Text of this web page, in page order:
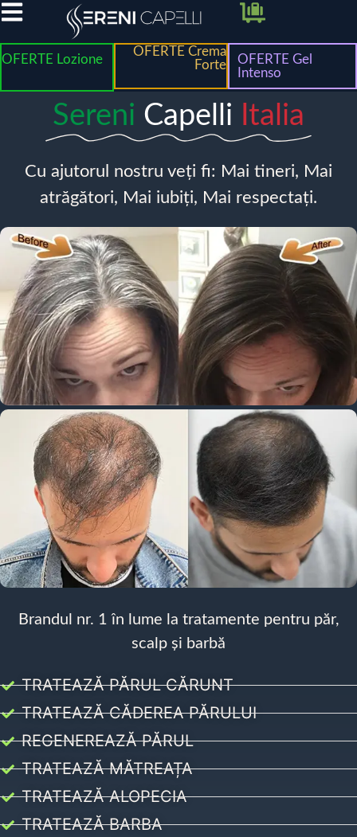
OFERTE Lozione
OFERTE Crema
Forte
OFERTE Gel
Intenso
Sereni Capelli Italia
Cu ajutorul nostru veți fi: Mai tineri, Mai
atrăgători, Mai iubiți, Mai respectați.
Brandul nr. 1 în lume la tratamente pentru păr,
scalp și barbă
TRATEAZĂ PĂRUL CĂRUNT
TRATEAZĂ CĂDEREA PĂRULUI
REGENEREAZĂ PĂRUL
TRATEAZĂ MĂTREAȚA
TRATEAZĂ ALOPECIA
TRATEAZĂ BARBA